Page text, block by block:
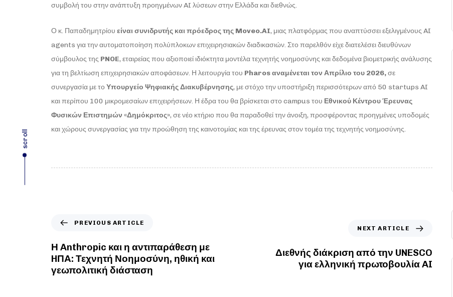
scroll
συμβολή του στην ανάπτυξη προηγμένων AI λύσεων στην Ελλάδα και διεθνώς.
Ο κ. Παπαδημητρίου είναι συνιδρυτής και πρόεδρος της Moveo.AI, μιας πλατφόρμας που αναπτύσσει εξελιγμένους AI
agents για την αυτοματοποίηση πολύπλοκων επιχειρησιακών διαδικασιών. Στο παρελθόν είχε διατελέσει διευθύνων
σύμβουλος της PNOE, εταιρείας που αξιοποιεί ιδιόκτητα μοντέλα τεχνητής νοημοσύνης και δεδομένα βιομετρικής ανάλυσης
για τη βελτίωση επιχειρησιακών αποφάσεων. Η λειτουργία του Pharosαναμένεται τον Απρίλιο του 2026,σε
συνεργασία με τοΥπουργείο Ψηφιακής Διακυβέρνησης, με στόχο την υποστήριξη περισσότερων από 50 startups AI
και περίπου 100 μικρομεσαίων επιχειρήσεων. Η έδρα του θα βρίσκεται στο campus του Εθνικού Κέντρου Έρευνας
Φυσικών Επιστημών «Δημόκριτος», σε νέο κτήριο που θα παραδοθεί την άνοιξη, προσφέροντας προηγμένες υποδομές
και χώρους συνεργασίας για την προώθηση της καινοτομίας και της έρευνας στον τομέα της τεχνητής νοημοσύνης.
PREVIOUS ARTICLE
Η Anthropic και η αντιπαράθεση με
HΠΑ: Τεχνητή Νοημοσύνη, ηθική και
γεωπολιτική διάσταση
NEXT ARTICLE
Διεθνής διάκριση από την UNESCO
για ελληνική πρωτοβουλία AI